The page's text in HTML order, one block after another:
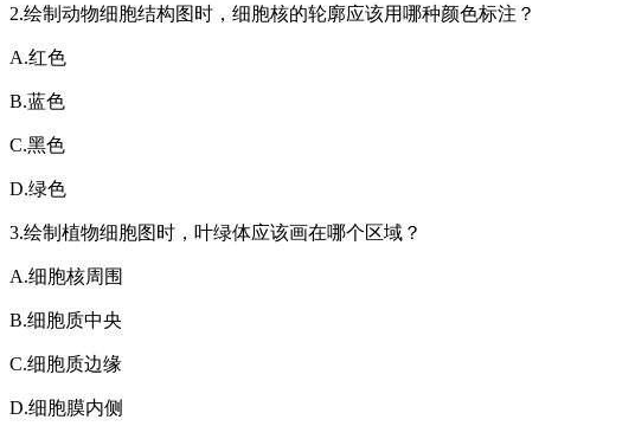
2.绘制动物细胞结构图时，细胞核的轮廓应该用哪种颜色标注？
A.红色
B.蓝色
C.黑色
D.绿色
3.绘制植物细胞图时，叶绿体应该画在哪个区域？
A.细胞核周围
B.细胞质中央
C.细胞质边缘
D.细胞膜内侧